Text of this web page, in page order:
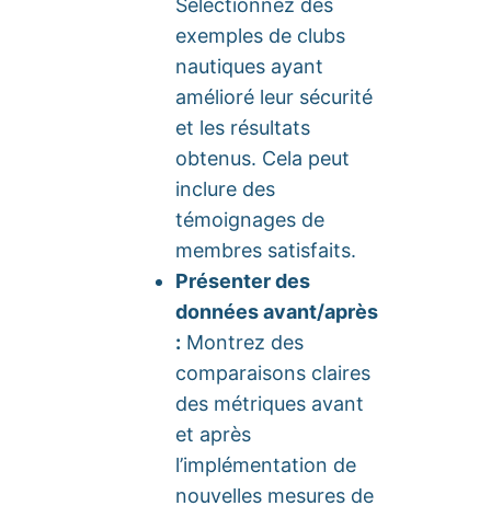
Sélectionnez des
exemples de clubs
nautiques ayant
amélioré leur sécurité
et les résultats
obtenus. Cela peut
inclure des
témoignages de
membres satisfaits.
Présenter des
données avant/après
: Montrez des
comparaisons claires
des métriques avant
et après
l’implémentation de
nouvelles mesures de